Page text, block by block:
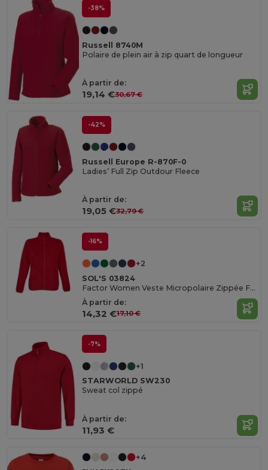
-38%
Russell 8740M
Polaire de plein air à zip quart de longueur
À partir de:
19,14 €30,67 €
-42%
Russell Europe R-870F-0
Ladies’ Full Zip Outdour Fleece
À partir de:
19,05 €32,79 €
-16%
+2
SOL'S 03824
Factor Women Veste Micropolaire Zippée Femme
À partir de:
14,32 €17,10 €
-7%
+1
STARWORLD SW230
Sweat col zippé
À partir de:
11,93 €
+4